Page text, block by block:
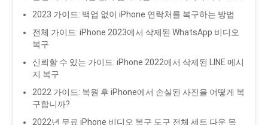
2023 가이드: 백업 없이 iPhone 연락처를 복구하는 방법
전체 가이드: iPhone 2023에서 삭제된 WhatsApp 비디오
복구
신뢰할 수 있는 가이드: iPhone 2022에서 삭제된 LINE 메시
지 복구
2022 가이드: 복원 후 iPhone에서 손실된 사진을 어떻게 복
구합니까?
2022년 무료 iPhone 비디오 복구 도구 전체 세트 다운 목